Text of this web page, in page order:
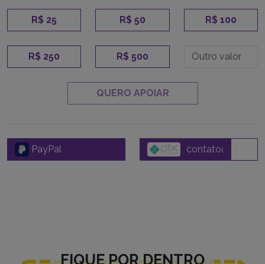
R$ 25 R$ 50 R$ 100
R$ 250 R$ 500
QUERO APOIAR
PayPal
FIQUE POR DENTRO